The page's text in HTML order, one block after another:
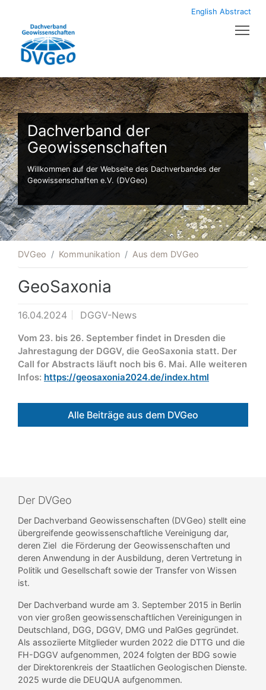
English Abstract
Dachverband der
Geowissenschaften
Willkommen auf der Webseite des Dachverbandes der
Geowissenschaften e.V. (DVGeo)
DVGeo Kommunikation Aus dem DVGeo
GeoSaxonia
16.04.2024 DGGV-News
Vom 23. bis 26. September findet in Dresden die
Jahrestagung der DGGV, die GeoSaxonia statt. Der
Call for Abstracts läuft noch bis 6. Mai. Alle weiteren
Infos: https://geosaxonia2024.de/index.html
Alle Beiträge aus dem DVGeo
Der DVGeo
Der Dachverband Geowissenschaften (DVGeo) stellt eine
übergreifende geowissenschaftliche Vereinigung dar,
deren Ziel die Förderung der Geowissenschaften und
deren Anwendung in der Ausbildung, deren Vertretung in
Politik und Gesellschaft sowie der Transfer von Wissen
ist.
Der Dachverband wurde am 3. September 2015 in Berlin
von vier großen geowissenschaftlichen Vereinigungen in
Deutschland, DGG, DGGV, DMG und PalGes gegründet.
Als assoziierte Mitglieder wurden 2022 die DTTG und die
FH-DGGV aufgenommen, 2024 folgten der BDG sowie
der Direktorenkreis der Staatlichen Geologischen Dienste.
2025 wurde die DEUQUA aufgenommen.